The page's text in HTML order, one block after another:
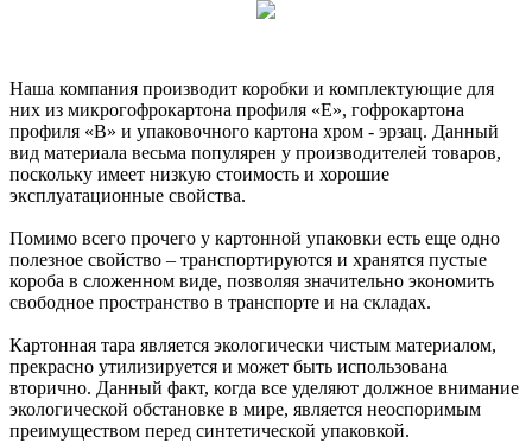
Наша компания производит коробки и комплектующие для
них из микрогофрокартона профиля «Е», гофрокартона
профиля «В» и упаковочного картона хром - эрзац. Данный
вид материала весьма популярен у производителей товаров,
поскольку имеет низкую стоимость и хорошие
эксплуатационные свойства.
Помимо всего прочего у картонной упаковки есть еще одно
полезное свойство – транспортируются и хранятся пустые
короба в сложенном виде, позволяя значительно экономить
свободное пространство в транспорте и на складах.
Картонная тара является экологически чистым материалом,
прекрасно утилизируется и может быть использована
вторично. Данный факт, когда все уделяют должное внимание
экологической обстановке в мире, является неоспоримым
преимуществом перед синтетической упаковкой.